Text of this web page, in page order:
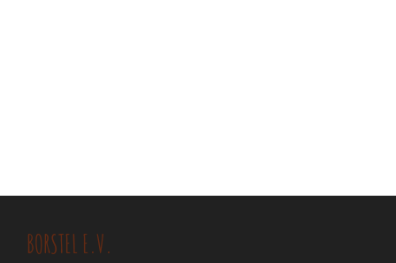
BORSTEL E.V.